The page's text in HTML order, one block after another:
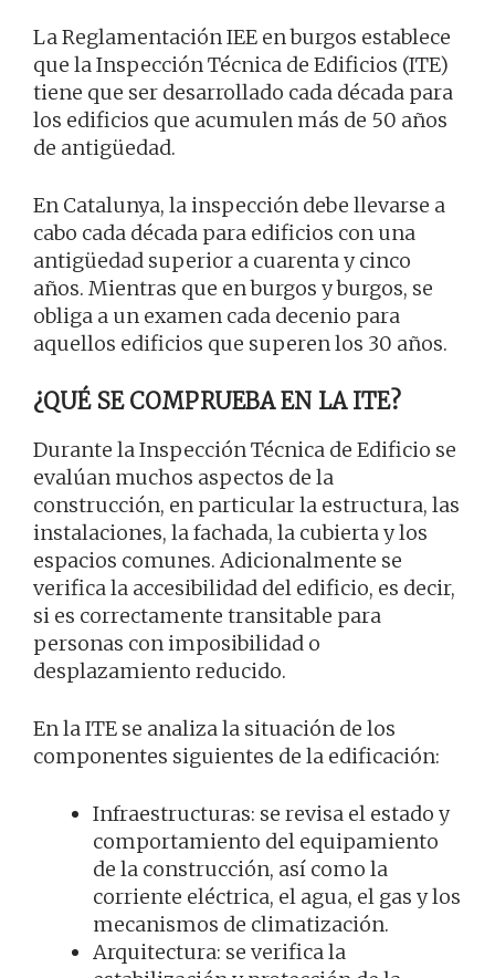
La Reglamentación IEE en burgos establece
que la Inspección Técnica de Edificios (ITE)
tiene que ser desarrollado cada década para
los edificios que acumulen más de 50 años
de antigüedad.
En Catalunya, la inspección debe llevarse a
cabo cada década para edificios con una
antigüedad superior a cuarenta y cinco
años. Mientras que en burgos y burgos, se
obliga a un examen cada decenio para
aquellos edificios que superen los 30 años.
¿QUÉ SE COMPRUEBA EN LA ITE?
Durante la Inspección Técnica de Edificio se
evalúan muchos aspectos de la
construcción, en particular la estructura, las
instalaciones, la fachada, la cubierta y los
espacios comunes. Adicionalmente se
verifica la accesibilidad del edificio, es decir,
si es correctamente transitable para
personas con imposibilidad o
desplazamiento reducido.
En la ITE se analiza la situación de los
componentes siguientes de la edificación:
Infraestructuras: se revisa el estado y
comportamiento del equipamiento
de la construcción, así como la
corriente eléctrica, el agua, el gas y los
mecanismos de climatización.
Arquitectura: se verifica la